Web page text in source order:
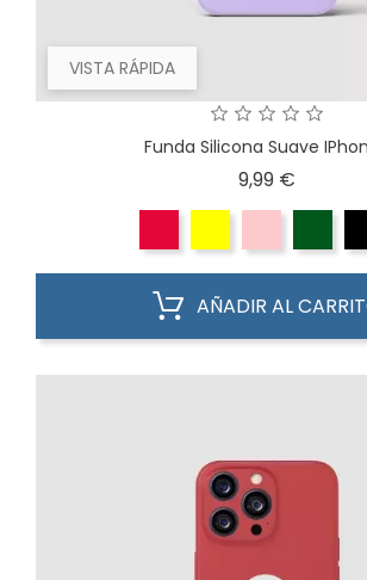
VISTA RÁPIDA
Funda Silicona Suave
9,99 €
AÑADIR AL